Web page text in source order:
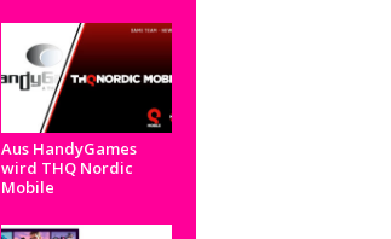
Aus HandyGames
wird THQ Nordic
Mobile